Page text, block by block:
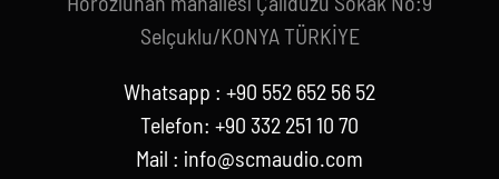
Selçuklu/KONYA TÜRKİYE
Whatsapp : +90 552 652 56 52
Telefon: +90 332 251 10 70
Mail : info@scmaudio.com